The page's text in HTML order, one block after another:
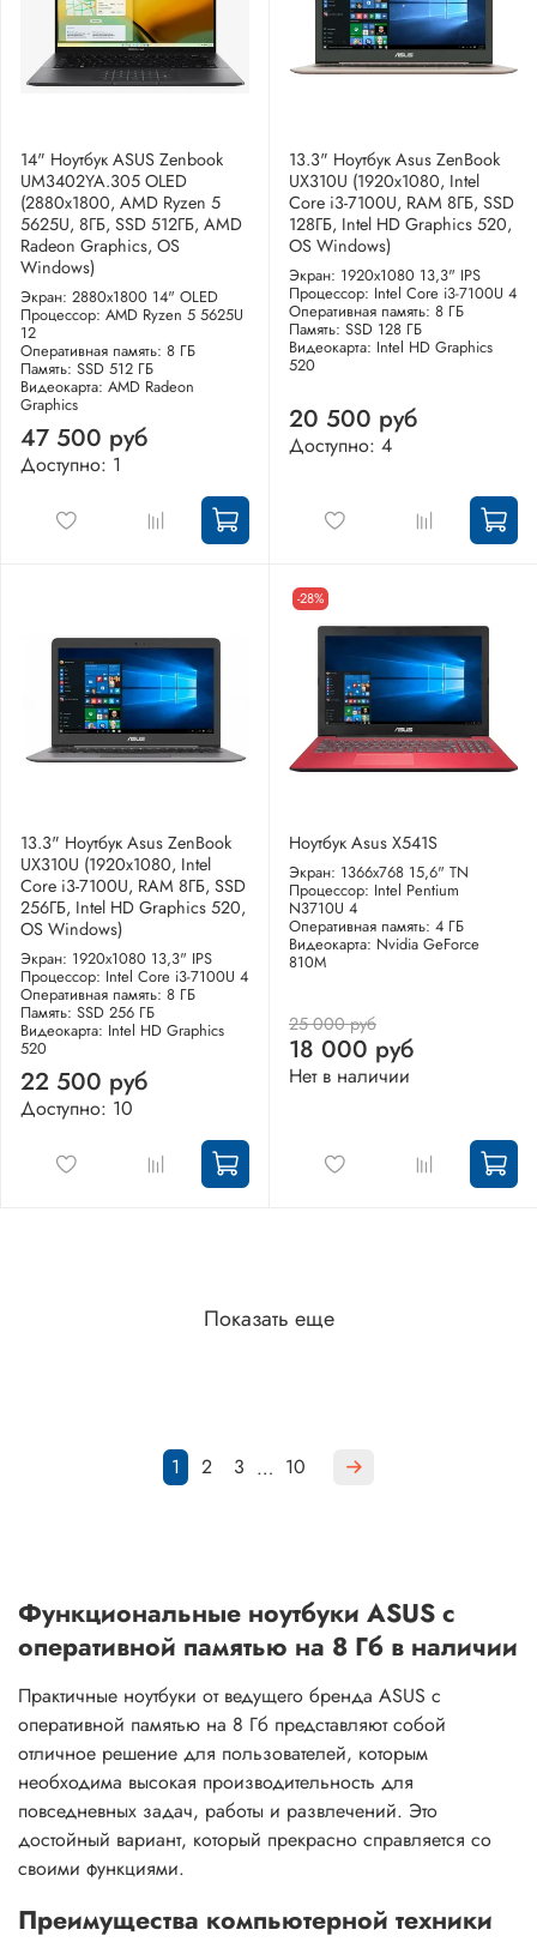
14" Ноутбук ASUS Zenbook
UM3402YA.305 OLED
(2880x1800, AMD Ryzen 5
5625U, 8ГБ, SSD 512ГБ, AMD
Radeon Graphics, OS
Windows)
Экран: 2880x1800 14" OLED
Процессор: AMD Ryzen 5 5625U
12
Оперативная память: 8 ГБ
Память: SSD 512 ГБ
Видеокарта: AMD Radeon
Graphics
47 500 руб
Доступно: 1
13.3" Ноутбук Asus ZenBook
UX310U (1920x1080, Intel
Core i3-7100U, RAM 8ГБ, SSD
128ГБ, Intel HD Graphics 520,
OS Windows)
Экран: 1920x1080 13,3" IPS
Процессор: Intel Core i3-7100U 4
Оперативная память: 8 ГБ
Память: SSD 128 ГБ
Видеокарта: Intel HD Graphics
520
20 500 руб
Доступно: 4
13.3" Ноутбук Asus ZenBook
UX310U (1920x1080, Intel
Core i3-7100U, RAM 8ГБ, SSD
256ГБ, Intel HD Graphics 520,
OS Windows)
Экран: 1920x1080 13,3" IPS
Процессор: Intel Core i3-7100U 4
Оперативная память: 8 ГБ
Память: SSD 256 ГБ
Видеокарта: Intel HD Graphics
520
22 500 руб
Доступно: 10
-28%
Ноутбук Asus X541S
Экран: 1366x768 15,6" TN
Процессор: Intel Pentium
N3710U 4
Оперативная память: 4 ГБ
Видеокарта: Nvidia GeForce
810M
25 000 руб
18 000 руб
Нет в наличии
Показать еще
1 2 3 … 10
Функциональные ноутбуки ASUS с
оперативной памятью на 8 Гб в наличии
Практичные ноутбуки от ведущего бренда ASUS с
оперативной памятью на 8 Гб представляют собой
отличное решение для пользователей, которым
необходима высокая производительность для
повседневных задач, работы и развлечений. Это
достойный вариант, который прекрасно справляется со
своими функциями.
Преимущества компьютерной техники